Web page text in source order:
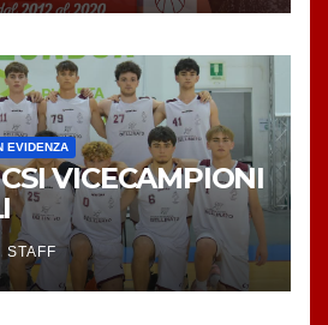
EVIDENZA
VICECAMPIONI
STAFF